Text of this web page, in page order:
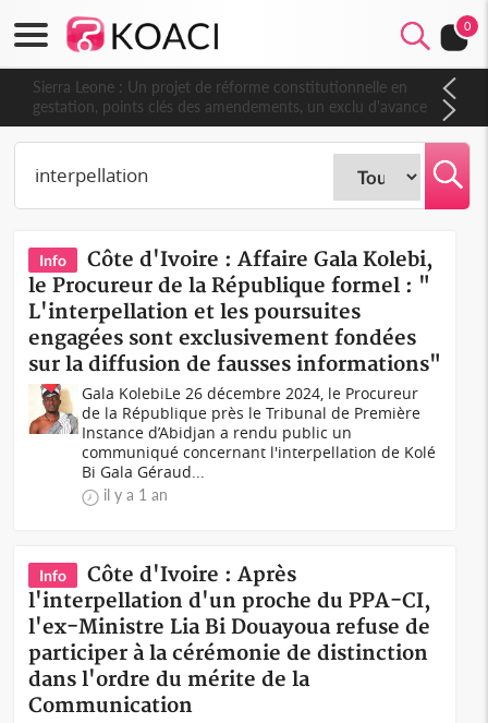
0
Sierra Leone : Un projet de réforme constitutionnelle en
gestation, points clés des amendements, un exclu d'avance
Info
Côte d'Ivoire : Affaire Gala Kolebi,
le Procureur de la République formel : "
L'interpellation et les poursuites
engagées sont exclusivement fondées
sur la diffusion de fausses informations"
Gala KolebiLe 26 décembre 2024, le Procureur
de la République près le Tribunal de Première
Instance d’Abidjan a rendu public un
communiqué concernant l'interpellation de Kolé
Bi Gala Géraud...
il y a 1 an
Info
Côte d'Ivoire : Après
l'interpellation d'un proche du PPA-CI,
l'ex-Ministre Lia Bi Douayoua refuse de
participer à la cérémonie de distinction
dans l'ordre du mérite de la
Communication